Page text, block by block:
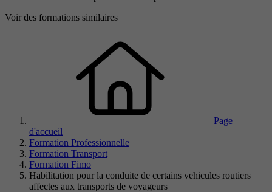
Voir des formations similaires
Page
d'accueil
Formation Professionnelle
Formation Transport
Formation Fimo
Habilitation pour la conduite de certains vehicules routiers
affectes aux transports de voyageurs